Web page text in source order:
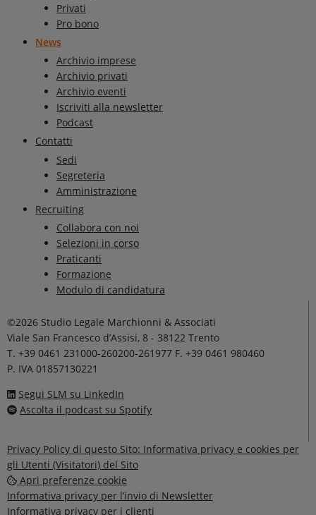
Privati
Pro bono
News
Archivio imprese
Archivio privati
Archivio eventi
Iscriviti alla newsletter
Podcast
Contatti
Sedi
Segreteria
Amministrazione
Recruiting
Collabora con noi
Selezioni in corso
Praticanti
Formazione
Modulo di candidatura
©2026 Studio Legale Marchionni & Associati
Viale San Francesco d’Assisi, 8 - 38122 Trento
T. +39 0461 231000-260200-261977 F. +39 0461 980460
P. IVA 01857130221
Segui SLM su LinkedIn
Ascolta il podcast su Spotify
Privacy Policy di questo Sito: Informativa privacy e cookies per
gli Utenti (Visitatori) del Sito
Apri preferenze cookie
Informativa privacy per l’invio di Newsletter
Informativa privacy per i clienti